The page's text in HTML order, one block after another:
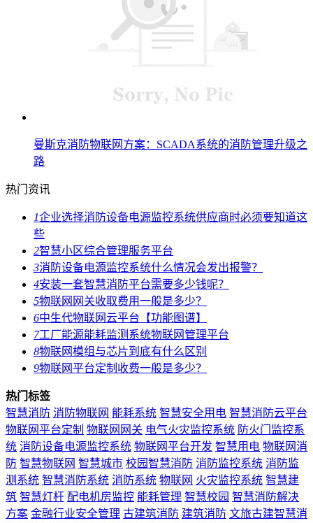
曼斯克消防物联网方案：SCADA系统的消防管理升级之
路
热门资讯
1企业选择消防设备电源监控系统供应商时必须要知道这
些
2智慧小区综合管理服务平台
3消防设备电源监控系统什么情况会发出报警？
4安装一套智慧消防平台需要多少钱呢？
5物联网网关收取费用一般是多少？
6中生代物联网云平台【功能图谱】
7工厂能源能耗监测系统物联网管理平台
8物联网模组与芯片到底有什么区别
9物联网平台定制收费一般是多少？
热门标签
智慧消防 消防物联网 能耗系统 智慧安全用电 智慧消防云平台
物联网平台定制 物联网网关 电气火灾监控系统 防火门监控系
统 消防设备电源监控系统 物联网平台开发 智慧用电 物联网消
防 智慧物联网 智慧城市 校园智慧消防 消防监控系统 消防监
测系统 智慧消防系统 消防系统 物联网 火灾监控系统 智慧建
筑 智慧灯杆 配电机房监控 能耗管理 智慧校园 智慧消防解决
方案 金融行业安全管理 古建筑消防 建筑消防 文旅古建智慧消